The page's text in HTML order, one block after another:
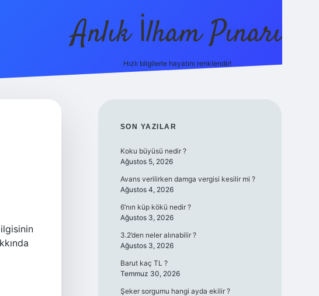
Anlık İlham Pınarı
Hızlı bilgilerle hayatını renklendir!
SIDEBAR
SON YAZILAR
Koku büyüsü nedir ?
Ağustos 5, 2026
Avans verilirken damga vergisi kesilir mi ?
Ağustos 4, 2026
6’nın küp kökü nedir ?
Ağustos 3, 2026
3.2’den neler alınabilir ?
Ağustos 3, 2026
Barut kaç TL ?
Temmuz 30, 2026
Şeker sorgumu hangi ayda ekilir ?